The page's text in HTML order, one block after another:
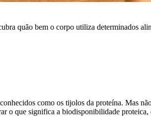
quão bem o corpo utiliza determinados
como os tijolos da proteína. Mas
o que significa a biodisponibilidade proteica,